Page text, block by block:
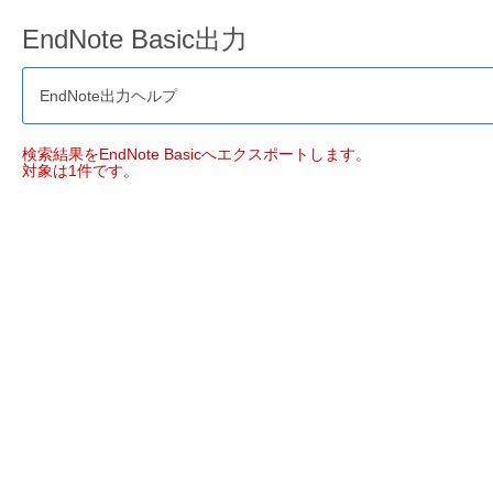
EndNote Basic出力
EndNote出力ヘルプ
検索結果をEndNote Basicへエクスポートします。
対象は1件です。